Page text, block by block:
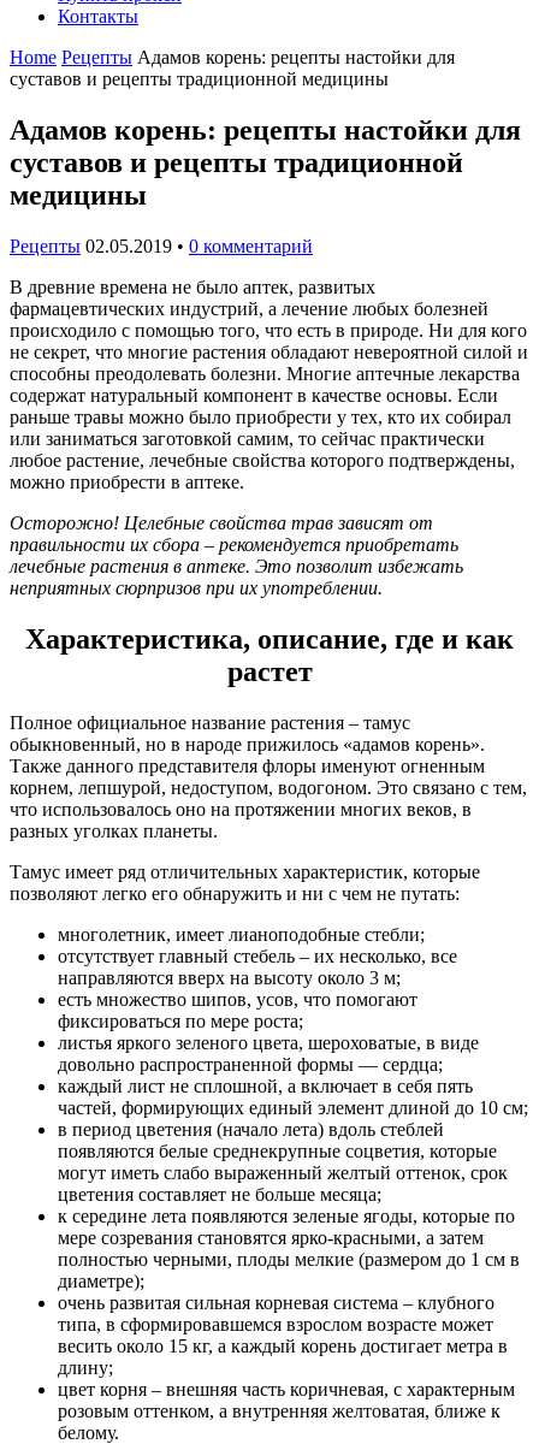
Контакты
Home Рецепты Адамов корень: рецепты настойки для
суставов и рецепты традиционной медицины
Адамов корень: рецепты настойки для
суставов и рецепты традиционной
медицины
Рецепты 02.05.2019 • 0 комментарий
В древние времена не было аптек, развитых
фармацевтических индустрий, а лечение любых болезней
происходило с помощью того, что есть в природе. Ни для кого
не секрет, что многие растения обладают невероятной силой и
способны преодолевать болезни. Многие аптечные лекарства
содержат натуральный компонент в качестве основы. Если
раньше травы можно было приобрести у тех, кто их собирал
или заниматься заготовкой самим, то сейчас практически
любое растение, лечебные свойства которого подтверждены,
можно приобрести в аптеке.
Осторожно! Целебные свойства трав зависят от
правильности их сбора – рекомендуется приобретать
лечебные растения в аптеке. Это позволит избежать
неприятных сюрпризов при их употреблении.
Характеристика, описание, где и как
растет
Полное официальное название растения – тамус
обыкновенный, но в народе прижилось «адамов корень».
Также данного представителя флоры именуют огненным
корнем, лепшурой, недоступом, водогоном. Это связано с тем,
что использовалось оно на протяжении многих веков, в
разных уголках планеты.
Тамус имеет ряд отличительных характеристик, которые
позволяют легко его обнаружить и ни с чем не путать:
многолетник, имеет лианоподобные стебли;
отсутствует главный стебель – их несколько, все
направляются вверх на высоту около 3 м;
есть множество шипов, усов, что помогают
фиксироваться по мере роста;
листья яркого зеленого цвета, шероховатые, в виде
довольно распространенной формы — сердца;
каждый лист не сплошной, а включает в себя пять
частей, формирующих единый элемент длиной до 10 см;
в период цветения (начало лета) вдоль стеблей
появляются белые среднекрупные соцветия, которые
могут иметь слабо выраженный желтый оттенок, срок
цветения составляет не больше месяца;
к середине лета появляются зеленые ягоды, которые по
мере созревания становятся ярко-красными, а затем
полностью черными, плоды мелкие (размером до 1 см в
диаметре);
очень развитая сильная корневая система – клубного
типа, в сформировавшемся взрослом возрасте может
весить около 15 кг, а каждый корень достигает метра в
длину;
цвет корня – внешняя часть коричневая, с характерным
розовым оттенком, а внутренняя желтоватая, ближе к
белому.